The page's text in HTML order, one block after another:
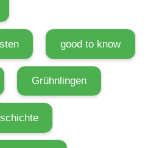
good to know
Grühnlingen